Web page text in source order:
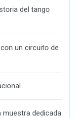
del tango
un circuito de
muestra dedicada